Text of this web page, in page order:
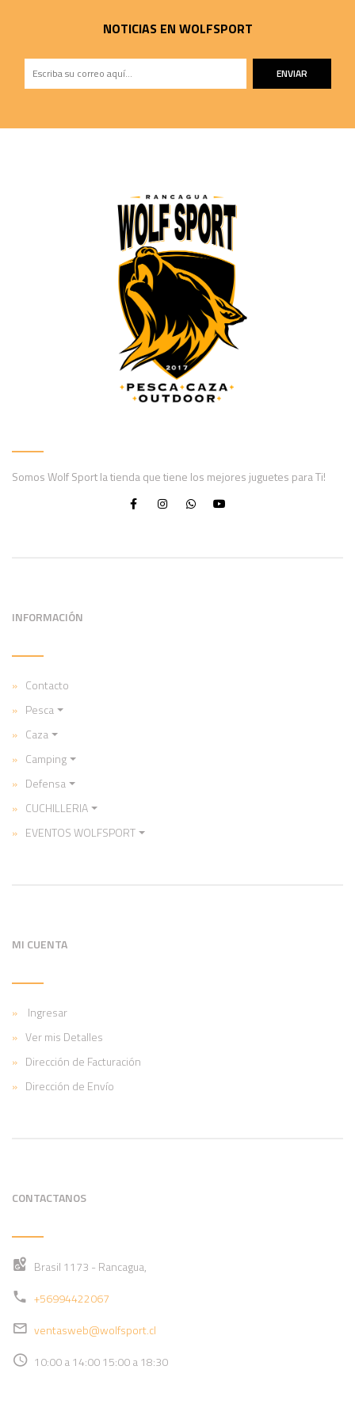
NOTICIAS EN WOLFSPORT
ENVIAR
Somos Wolf Sport la tienda que tiene los mejores juguetes para Ti!
INFORMACIÓN
Contacto
Pesca
Caza
Camping
Defensa
CUCHILLERIA
EVENTOS WOLFSPORT
MI CUENTA
Ingresar
Ver mis Detalles
Dirección de Facturación
Dirección de Envío
CONTACTANOS
Brasil 1173 - Rancagua,
+56994422067
ventasweb@wolfsport.cl
10:00 a 14:00 15:00 a 18:30